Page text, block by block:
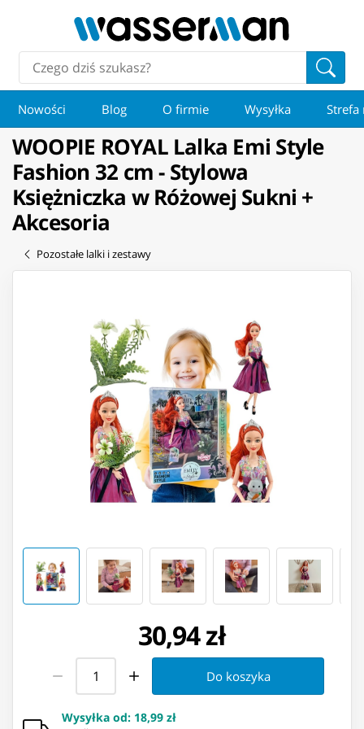
Nowości Blog O firmie Wysyłka Strefa
WOOPIE ROYAL Lalka Emi Style
Fashion 32 cm - Stylowa
Księżniczka w Różowej Sukni +
Akcesoria
Pozostałe lalki i zestawy
30,94 zł
Do koszyka
Wysyłka od: 18,99 zł